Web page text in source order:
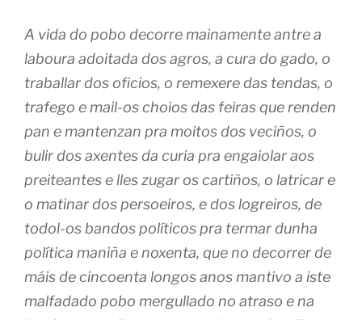
A vida do pobo decorre mainamente antre a
laboura adoitada dos agros, a cura do gado, o
traballar dos oficios, o remexere das tendas, o
trafego e mail-os choios das feiras que renden
pan e mantenzan pra moitos dos veciños, o
bulir dos axentes da curia pra engaiolar aos
preiteantes e lles zugar os cartiños, o latricar e
o matinar dos persoeiros, e dos logreiros, de
todol-os bandos políticos pra termar dunha
política maniña e noxenta, que no decorrer de
máis de cincoenta longos anos mantivo a iste
malfadado pobo mergullado no atraso e na